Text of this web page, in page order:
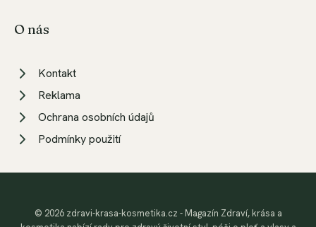
O nás
Kontakt
Reklama
Ochrana osobních údajů
Podmínky použití
© 2026 zdravi-krasa-kosmetika.cz - Magazín Zdraví, krása a